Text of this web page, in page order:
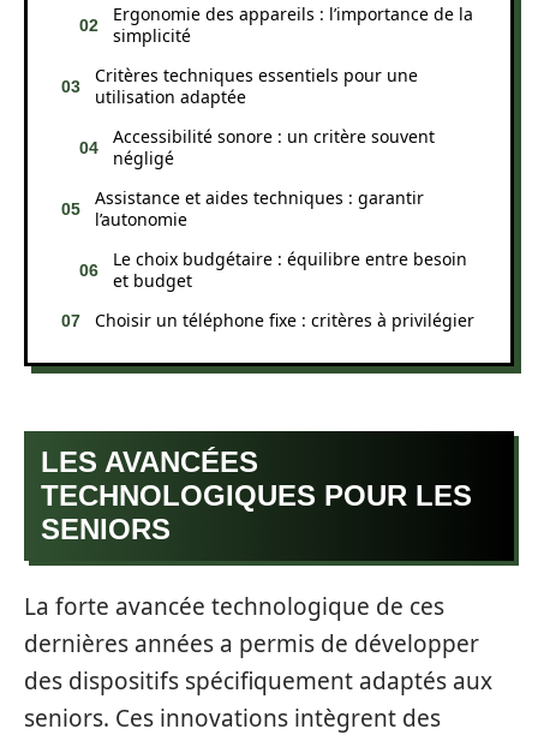
Ergonomie des appareils : l’importance de la
simplicité
Critères techniques essentiels pour une
utilisation adaptée
Accessibilité sonore : un critère souvent
négligé
Assistance et aides techniques : garantir
l’autonomie
Le choix budgétaire : équilibre entre besoin
et budget
Choisir un téléphone fixe : critères à privilégier
LES AVANCÉES
TECHNOLOGIQUES POUR LES
SENIORS
La forte avancée technologique de ces
dernières années a permis de développer
des dispositifs spécifiquement adaptés aux
seniors. Ces innovations intègrent des